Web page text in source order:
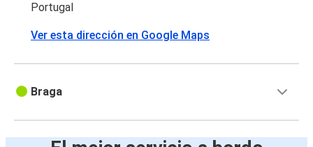
Portugal
Ver esta dirección en Google Maps
Braga